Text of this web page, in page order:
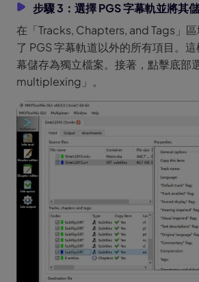
步驟 3：選擇 PGS 字幕軌並將其
在「Tracks, Chapters, and Tags」
了 PGS 字幕軌道以外的所有項目。
幕儲存為獨立檔案。接著，點擊底部
multiplexing」。